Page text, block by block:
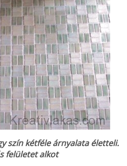
szín kétféle árnyalata élet­teli.
felületet alkot